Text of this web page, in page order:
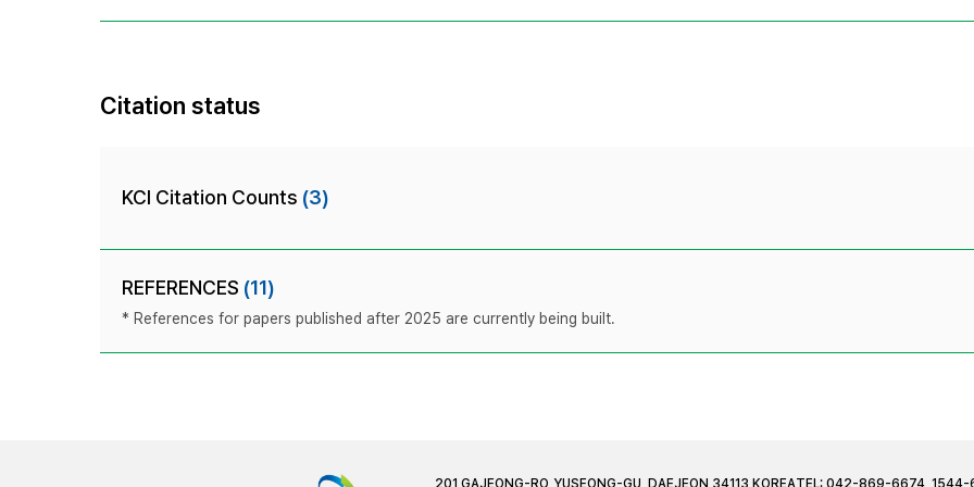
Citation status
KCI Citation Counts (3)
REFERENCES (11)
* References for papers published after 2025 are currently being built.
201 GAJEONG-RO, YUSEONG-GU, DAEJEON 34113 KOREATEL: 042-869-6674, 1544-